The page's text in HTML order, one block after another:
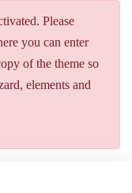
Please
you can enter
of the theme so
elements and